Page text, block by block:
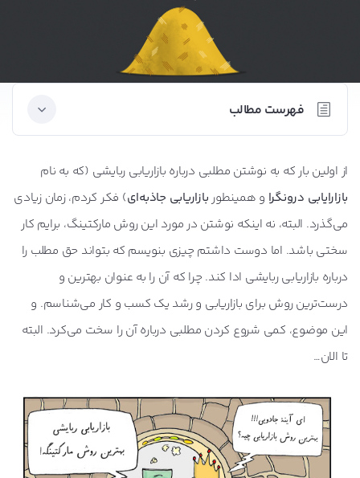
فهرست مطالب
بازاریابی ربایشی چیست؟
بازاریابی برون گرا: دویدن به دنبال مشتری
اینفوگرافیک تفاوت‌های بازاریابی برون گرا و درون گرا
بازاریابی درونگرا و برونگرا در یک مغازه واقعی
مزایا و مسائل بازاریابی ربایشی
چرا بازاریابی ربایشی همچون یک بهمن موثر است؟
بازاریابی ربایشی راهی برای جلب اعتماد مشتریان است.
بازاریابی برون گرا و درون گرا در کنار یکدیگر!
بازاریابی ربایشی چگونه کار می‌کند؟
جذب کردن کاربر (Attract)
از اولین بار که به نوشتن مطلبی درباره بازاریابی ربایشی (که به نام
بازارایابی درونگرا و همینطور بازاریابی جاذبه‌ای) فکر کردم، زمان زیادی
می‌گذرد. البته، نه اینکه نوشتن در مورد این روش مارکتینگ، برایم کار
سختی باشد. اما دوست داشتم چیزی بنویسم که بتواند حق مطلب را
درباره بازاریابی ربایشی ادا کند. چرا که آن را به عنوان بهترین و
درست‌ترین روش برای بازاریابی و رشد یک کسب و کار می‌شناسم. و
این موضوع، کمی شروع کردن مطلبی درباره آن را سخت می‌کرد. البته
تا الان…